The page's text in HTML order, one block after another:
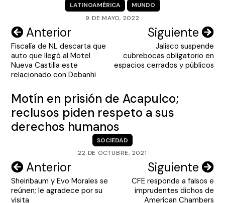
LATINOAMÉRICA
MUNDO
9 DE MAYO, 2022
Navegación
de
entradas
Anterior
Fiscalía de NL descarta que
auto que llegó al Motel
Nueva Castilla este
relacionado con Debanhi
Siguiente
Jalisco suspende
cubrebocas obligatorio en
espacios cerrados y públicos
Motín en prisión de Acapulco;
reclusos piden respeto a sus
derechos humanos
SOCIEDAD
22 DE OCTUBRE, 2021
Navegación
de
Anterior
Sheinbaum y Evo Morales se
reúnen; le agradece por su
visita
Siguiente
CFE responde a falsos e
imprudentes dichos de
American Chambers